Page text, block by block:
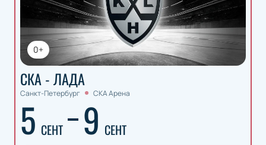
0+
СКА - ЛАДА
Санкт-Петербург СКА Арена
5 СЕНТ 9 СЕНТ